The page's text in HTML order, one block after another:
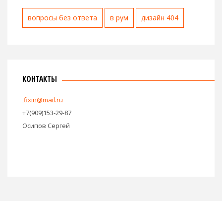
вопросы без ответа в рум дизайн 404
КОНТАКТЫ
fixin@mail.ru
+7(909)153-29-87
Осипов Сергей